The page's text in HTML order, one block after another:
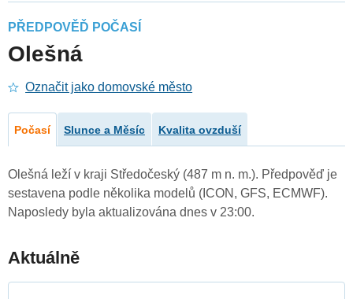
PŘEDPOVĚĎ POČASÍ
Olešná
Označit jako domovské město
Počasí Slunce a Měsíc Kvalita ovzduší
Olešná leží v kraji Středočeský (487 m n. m.). Předpověď je
sestavena podle několika modelů (ICON, GFS, ECMWF).
Naposledy byla aktualizována dnes v 23:00.
Aktuálně